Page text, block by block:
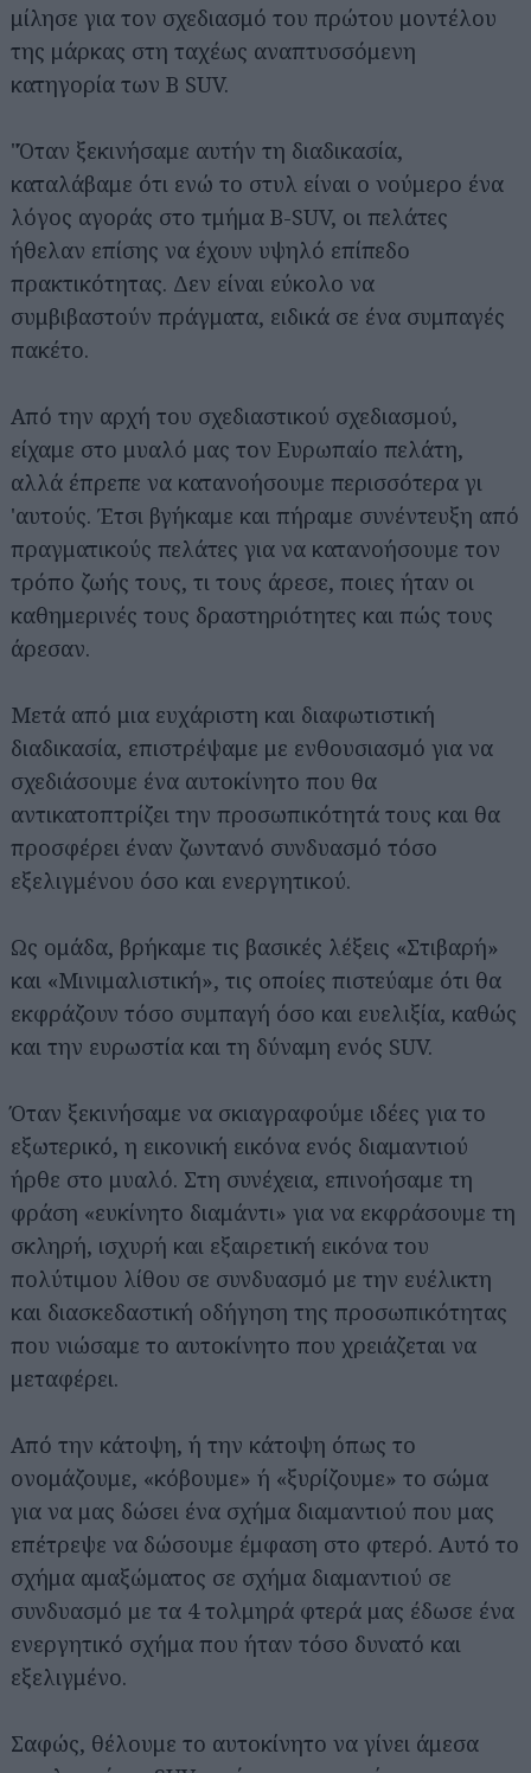
μίλησε για τον σχεδιασμό του πρώτου μοντέλου
της μάρκας στη ταχέως αναπτυσσόμενη
κατηγορία των B SUV.
"Όταν ξεκινήσαμε αυτήν τη διαδικασία,
καταλάβαμε ότι ενώ το στυλ είναι ο νούμερο ένα
λόγος αγοράς στο τμήμα B-SUV, οι πελάτες
ήθελαν επίσης να έχουν υψηλό επίπεδο
πρακτικότητας. Δεν είναι εύκολο να
συμβιβαστούν πράγματα, ειδικά σε ένα συμπαγές
πακέτο.
Από την αρχή του σχεδιαστικού σχεδιασμού,
είχαμε στο μυαλό μας τον Ευρωπαίο πελάτη,
αλλά έπρεπε να κατανοήσουμε περισσότερα γι
'αυτούς. Έτσι βγήκαμε και πήραμε συνέντευξη από
πραγματικούς πελάτες για να κατανοήσουμε τον
τρόπο ζωής τους, τι τους άρεσε, ποιες ήταν οι
καθημερινές τους δραστηριότητες και πώς τους
άρεσαν.
Μετά από μια ευχάριστη και διαφωτιστική
διαδικασία, επιστρέψαμε με ενθουσιασμό για να
σχεδιάσουμε ένα αυτοκίνητο που θα
αντικατοπτρίζει την προσωπικότητά τους και θα
προσφέρει έναν ζωντανό συνδυασμό τόσο
εξελιγμένου όσο και ενεργητικού.
Ως ομάδα, βρήκαμε τις βασικές λέξεις «Στιβαρή»
και «Μινιμαλιστική», τις οποίες πιστεύαμε ότι θα
εκφράζουν τόσο συμπαγή όσο και ευελιξία, καθώς
και την ευρωστία και τη δύναμη ενός SUV.
Όταν ξεκινήσαμε να σκιαγραφούμε ιδέες για το
εξωτερικό, η εικονική εικόνα ενός διαμαντιού
ήρθε στο μυαλό. Στη συνέχεια, επινοήσαμε τη
φράση «ευκίνητο διαμάντι» για να εκφράσουμε τη
σκληρή, ισχυρή και εξαιρετική εικόνα του
πολύτιμου λίθου σε συνδυασμό με την ευέλικτη
και διασκεδαστική οδήγηση της προσωπικότητας
που νιώσαμε το αυτοκίνητο που χρειάζεται να
μεταφέρει.
Από την κάτοψη, ή την κάτοψη όπως το
ονομάζουμε, «κόβουμε» ή «ξυρίζουμε» το σώμα
για να μας δώσει ένα σχήμα διαμαντιού που μας
επέτρεψε να δώσουμε έμφαση στο φτερό. Αυτό το
σχήμα αμαξώματος σε σχήμα διαμαντιού σε
συνδυασμό με τα 4 τολμηρά φτερά μας έδωσε ένα
ενεργητικό σχήμα που ήταν τόσο δυνατό και
εξελιγμένο.
Σαφώς, θέλουμε το αυτοκίνητο να γίνει άμεσα